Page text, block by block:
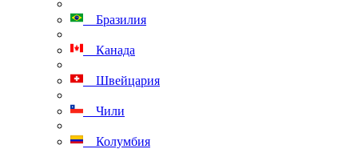
Бразилия
Канада
Швейцария
Чили
Колумбия